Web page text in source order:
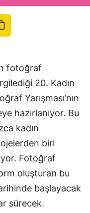
Erzincan
Erzurum
Eskişehir
Gaziantep
Giresun
Gümüşhane
Hakkari
Hatay
fotoğraf
20. Kadın
Yarışması’nın
hazırlanıyor. Bu
kadın
biri
Fotoğraf
oluşturan bu
başlayacak
sürecek.